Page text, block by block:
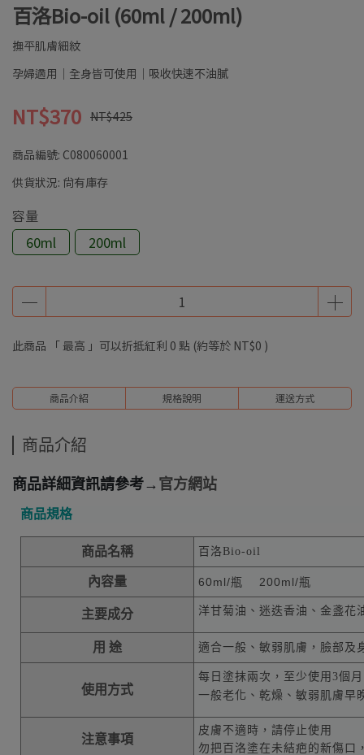
百洛Bio-oil (60ml / 200ml)
撫平肌膚細紋
孕婦適用│全身皆可使用│吸收快速不油膩
NT$370 NT$425
商品編號: C080060001
供貨狀況: 尚有庫存
容量
60ml
200ml
此商品 「 最高 」可以折抵紅利 0 點 (約等於 NT$0 )
商品介紹 規格說明 運送方式
商品介紹
商品詳細資訊請參考→ 官方網站
商品規格
商品名稱 百洛Bio-oil
內容量 60ml/瓶 200ml/瓶
主要成分 洋甘菊油、迷迭香油、金盞
用 途 適合一般、敏弱肌膚，臉部及
使用方式
每日塗抹兩次，至少使用3個
一般老化、乾燥、敏弱肌膚早
注意事項
皮膚不適時，請停止使用
勿把百洛塗在未結疤的新傷口